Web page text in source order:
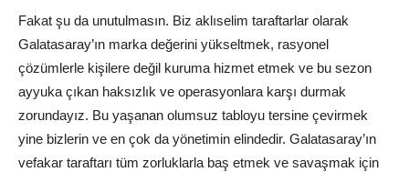
Fakat şu da unutulmasın. Biz aklıselim taraftarlar olarak
Galatasaray’ın marka değerini yükseltmek, rasyonel
çözümlerle kişilere değil kuruma hizmet etmek ve bu sezon
ayyuka çıkan haksızlık ve operasyonlara karşı durmak
zorundayız. Bu yaşanan olumsuz tabloyu tersine çevirmek
yine bizlerin ve en çok da yönetimin elindedir. Galatasaray’ın
vefakar taraftarı tüm zorluklarla baş etmek ve savaşmak için